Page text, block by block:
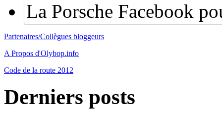
La Porsche Facebook
Partenaires/Collègues bloggeurs
A Propos d'Olybop.info
Code de la route 2012
Derniers posts